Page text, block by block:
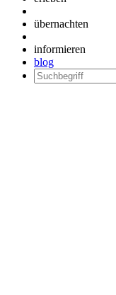
übernachten
informieren
blog
Suchen
nach: